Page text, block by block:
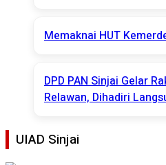
Memaknai HUT
DPD PAN Sinjai Gelar
Relawan, Dihadiri
UIAD Sinjai